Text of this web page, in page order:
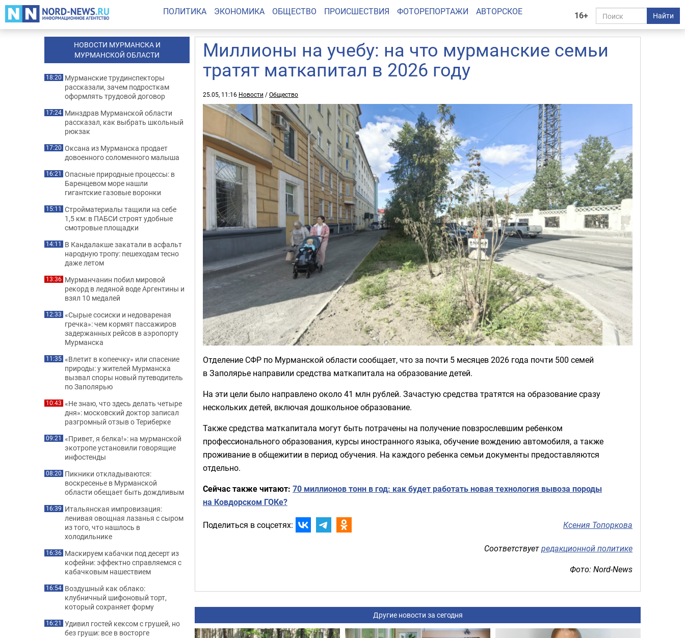
16+ Найти
ПОЛИТИКА ЭКОНОМИКА ОБЩЕСТВО ПРОИСШЕСТВИЯ ФОТОРЕПОРТАЖИ АВТОРСКОЕ
Миллионы на учебу: на что мурманские семьи
тратят маткапитал в 2026 году
25.05, 11:16 Новости /Общество
Отделение СФР по Мурманской области сообщает, что за почти 5 месяцев 2026 года почти 500 семей
в Заполярье направили средства маткапитала на образование детей.
На эти цели было направлено около 41 млн рублей. Зачастую средства тратятся на образование сразу
нескольких детей, включая дошкольное образование.
Также средства маткапитала могут быть потрачены на получение повзрослевшим ребенком
профессионального образования, курсы иностранного языка, обучение вождению автомобиля, а также
проживание в общежитии в период обучения. На каждого ребенка семьи документы предоставляются
отдельно.
Сейчас также читают: 70 миллионов тонн в год: как будет работать новая технология вывоза породы
на Ковдорском ГОКе?
Поделиться в соцсетях: Ксения Топоркова
Соответствуетредакционной политике
Фото: Nord-News
Другие новости за сегодня
НОВОСТИ МУРМАНСКА И
МУРМАНСКОЙ ОБЛАСТИ
18:20 Мурманские трудинспекторы
рассказали, зачем подросткам
оформлять трудовой договор
17:24 Минздрав Мурманской области
рассказал, как выбрать школьный
рюкзак
17:20 Оксана из Мурманска продает
довоенного соломенного малыша
16:21 Опасные природные процессы: в
Баренцевом море нашли
гигантские газовые воронки
15:11 Стройматериалы тащили на себе
1,5 км: в ПАБСИ строят удобные
смотровые площадки
14:11 В Кандалакше закатали в асфальт
народную тропу: пешеходам тесно
даже летом
13:36 Мурманчанин побил мировой
рекорд в ледяной воде Аргентины и
взял 10 медалей
12:33 «Сырые сосиски и недовареная
гречка»: чем кормят пассажиров
задержанных рейсов в аэропорту
Мурманска
11:35 «Влетит в копеечку» или спасение
природы: у жителей Мурманска
вызвал споры новый путеводитель
по Заполярью
10:43 «Не знаю, что здесь делать четыре
дня»: московский доктор записал
разгромный отзыв о Териберке
09:21 «Привет, я белка!»: на мурманской
экотропе установили говорящие
инфостенды
08:20 Пикники откладываются:
воскресенье в Мурманской
области обещает быть дождливым
16:39 Итальянская импровизация:
ленивая овощная лазанья с сыром
из того, что нашлось в
холодильнике
16:36 Маскируем кабачки под десерт из
кофейни: эффектно справляемся с
кабачковым нашествием
16:54 Воздушный как облако:
клубничный шифоновый торт,
который сохраняет форму
16:21 Удивил гостей кексом с грушей, но
без груши: все в восторге